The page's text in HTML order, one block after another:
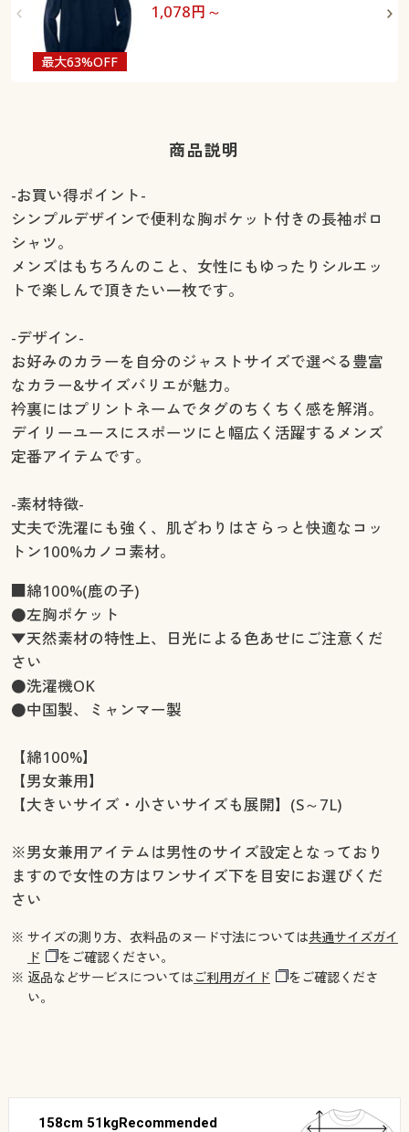
最大63%OFF
1,078円～
商品説明
-お買い得ポイント-
シンプルデザインで便利な胸ポケット付きの長袖ポロ
シャツ。
メンズはもちろんのこと、女性にもゆったりシルエッ
トで楽しんで頂きたい一枚です。
-デザイン-
お好みのカラーを自分のジャストサイズで選べる豊富
なカラー&サイズバリエが魅力。
衿裏にはプリントネームでタグのちくちく感を解消。
デイリーユースにスポーツにと幅広く活躍するメンズ
定番アイテムです。
-素材特徴-
丈夫で洗濯にも強く、肌ざわりはさらっと快適なコッ
トン100%カノコ素材。
■綿100%(鹿の子)
●左胸ポケット
▼天然素材の特性上、日光による色あせにご注意くだ
さい
●洗濯機OK
●中国製、ミャンマー製
【綿100%】
【男女兼用】
【大きいサイズ・小さいサイズも展開】(S～7L)
※男女兼用アイテムは男性のサイズ設定となっており
ますので女性の方はワンサイズ下を目安にお選びくだ
さい
※ サイズの測り方、衣料品のヌード寸法については共通サイズガイ
ド
をご確認ください。
※ 返品などサービスについてはご利用ガイド
をご確認くださ
い。
158cm 51kgRecommended